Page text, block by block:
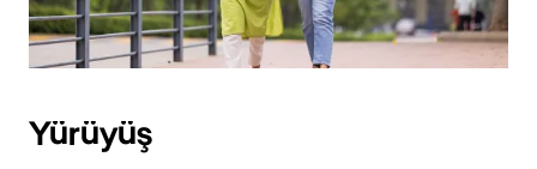
Yürüyüş